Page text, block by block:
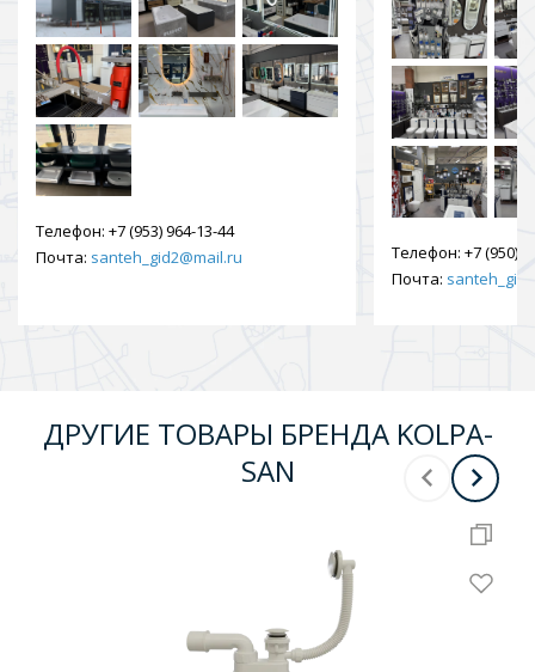
Телефон: +7 (953) 964-13-44
Почта: santeh_gid2@mail.ru Телефон: +7 (950)
Почта:
ДРУГИЕ ТОВАРЫ БРЕНДА KOLPA-
SAN